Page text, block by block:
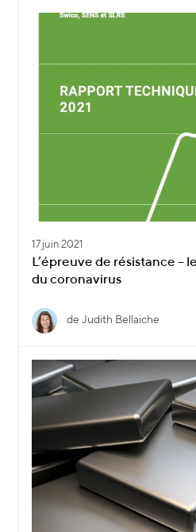
17 juin 2021
L’épreuve de résistance –
du coronavirus
de Judith Bellaiche